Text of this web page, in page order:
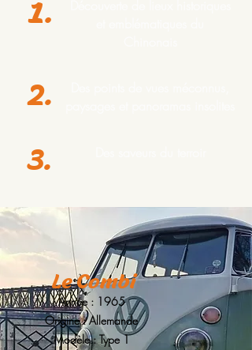
1.
2.
3.
Le Combi
Année : 1965
Origine : Allemande
Modèle : Type 1